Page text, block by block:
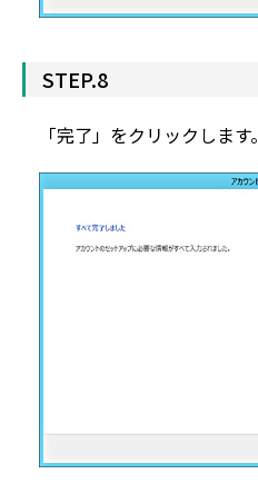
STEP.8
「完了」をクリックします。